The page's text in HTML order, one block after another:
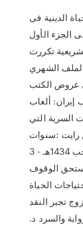
الدينية فى
الجزء الأول
تكررت
الشهري
عروض الكتب
إيران: ألعاب
السرية التي
رايت :سنوات
الإرهاب.. الإخبارية اليومية-الاثنين 24 رجب 1434هـ - 3
تستحق الوقوف
الحياة
تجبر النقد
والسرد د.